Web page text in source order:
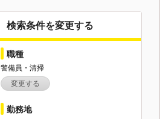
検索条件を変更する
職種
警備員・清掃
変更する
勤務地